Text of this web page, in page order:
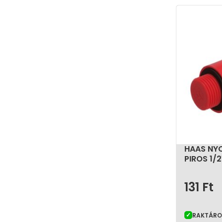
illeszkedés és a megbízható működés.
A szerelvény kiegészítők és tartozékok
feladathoz megtalálható legyen a megfelelő
rendszer használhatóságához,
HAAS
PIROS
131 Ft